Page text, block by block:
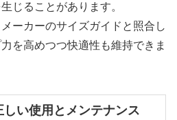
じることがあります。
ーカーのサイズガイドと照合し
を高めつつ快適性も維持できま
い使用とメンテナンス